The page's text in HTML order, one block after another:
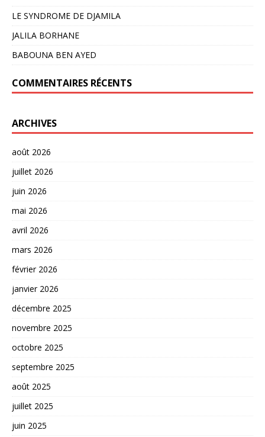
LE SYNDROME DE DJAMILA
JALILA BORHANE
BABOUNA BEN AYED
COMMENTAIRES RÉCENTS
ARCHIVES
août 2026
juillet 2026
juin 2026
mai 2026
avril 2026
mars 2026
février 2026
janvier 2026
décembre 2025
novembre 2025
octobre 2025
septembre 2025
août 2025
juillet 2025
juin 2025